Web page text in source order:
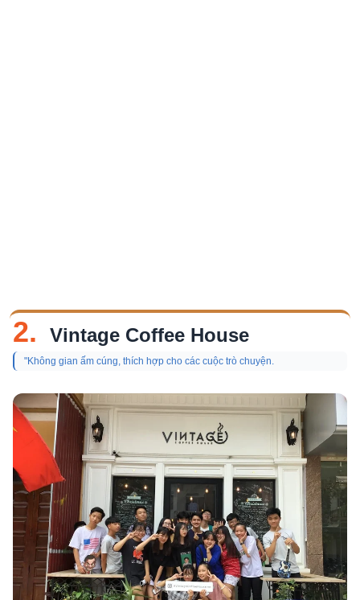
2. Vintage Coffee House
"Không gian ấm cúng, thích hợp cho các cuộc trò chuyện.